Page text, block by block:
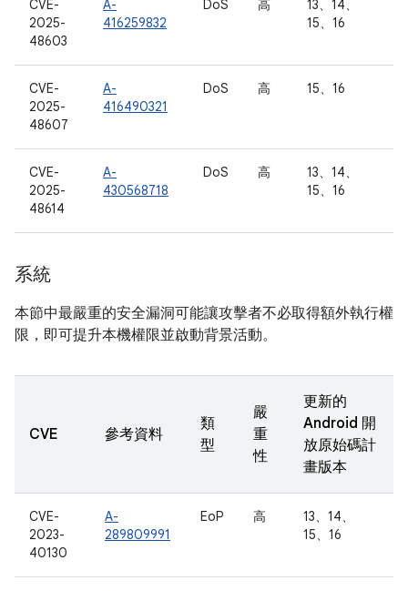
CVE-
2025-
48603
A-
416259832
DoS 高
13、14、
15、16
CVE-
2025-
48607
A-
416490321
DoS 高 15、16
CVE-
2025-
48614
A-
430568718
DoS 高
13、14、
15、16
系統
本節中最嚴重的安全漏洞可能讓攻擊者不必取得額外執行權
限，即可提升本機權限並啟動背景活動。
CVE 參考資料
類
型
嚴
重
性
更新的
Android 開
放原始碼計
畫版本
CVE-
2023-
40130
A-
289809991
EoP 高
13、14、
15、16